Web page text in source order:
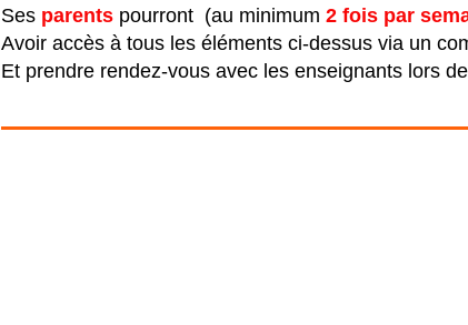
Ses parents pourront (au minimum 2 fois par
Avoir accès à tous les éléments ci-dessus via un
Et prendre rendez-vous avec les enseignants lors